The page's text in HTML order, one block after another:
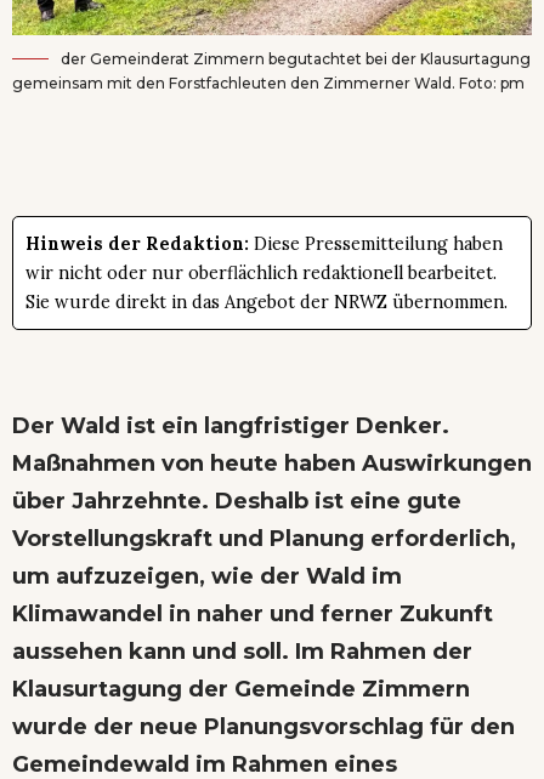
der Gemeinderat Zimmern begutachtet bei der Klausurtagung
gemeinsam mit den Forstfachleuten den Zimmerner Wald. Foto: pm
Hinweis der Redaktion: Diese Pressemitteilung haben
wir nicht oder nur oberflächlich redaktionell bearbeitet.
Sie wurde direkt in das Angebot der NRWZ übernommen.
Der Wald ist ein langfristiger Denker.
Maßnahmen von heute haben Auswirkungen
über Jahrzehnte. Deshalb ist eine gute
Vorstellungskraft und Planung erforderlich,
um aufzuzeigen, wie der Wald im
Klimawandel in naher und ferner Zukunft
aussehen kann und soll. Im Rahmen der
Klausurtagung der Gemeinde Zimmern
wurde der neue Planungsvorschlag für den
Gemeindewald im Rahmen eines